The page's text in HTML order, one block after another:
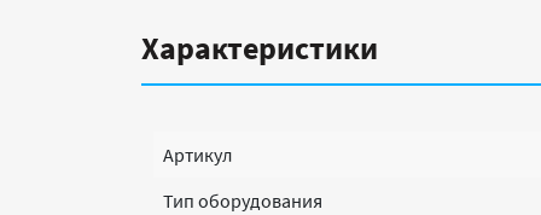
Характеристики
Артикул
Тип оборудования